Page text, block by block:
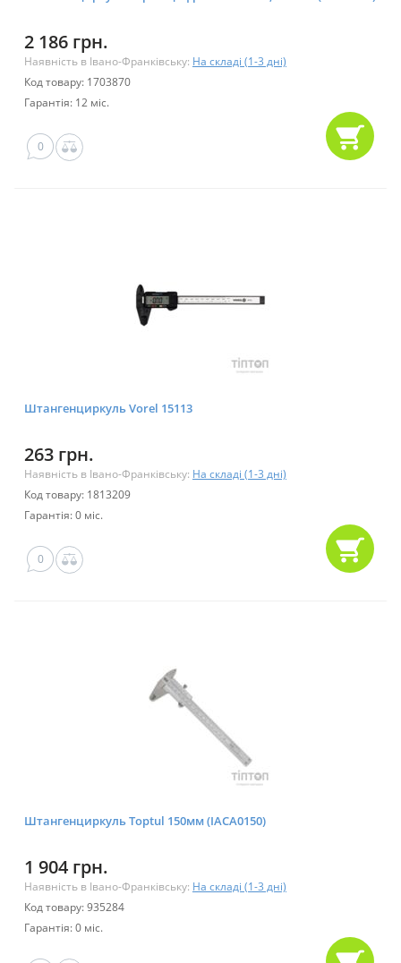
2 186 грн.
Наявність в Івано-Франківську: На складі (1-3 дні)
Код товару: 1703870
Гарантія: 12 міс.
0
Штангенциркуль Vorel 15113
263 грн.
Наявність в Івано-Франківську: На складі (1-3 дні)
Код товару: 1813209
Гарантія: 0 міс.
0
Штангенциркуль Toptul 150мм (IACA0150)
1 904 грн.
Наявність в Івано-Франківську: На складі (1-3 дні)
Код товару: 935284
Гарантія: 0 міс.